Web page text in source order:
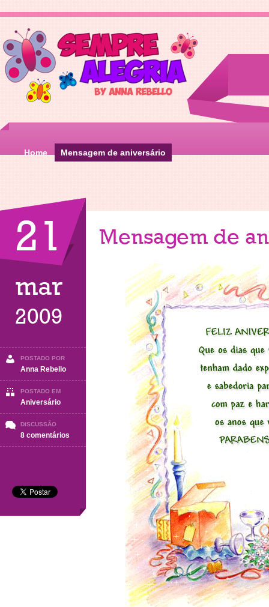
Home Mensagem de aniversário
21
mar
2009
POSTADO POR
Anna Rebello
POSTADO EM
Aniversário
DISCUSSÃO
8 comentários
Mensagem
Mensagem de